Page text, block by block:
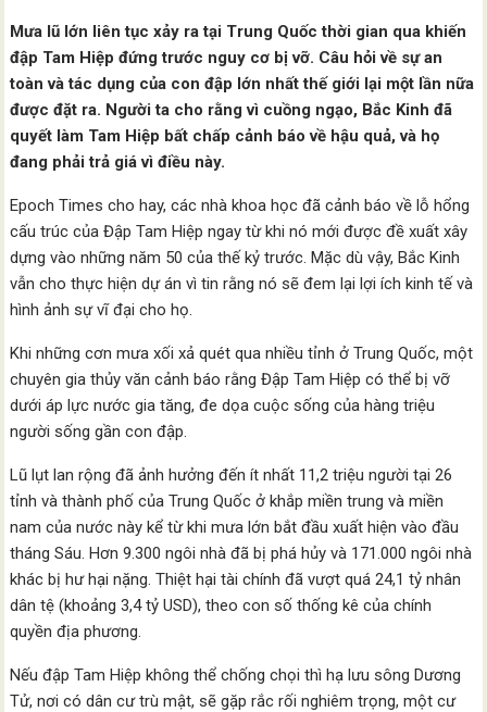
Mưa lũ lớn liên tục xảy ra tại Trung Quốc thời gian qua khiến
đập Tam Hiệp đứng trước nguy cơ bị vỡ. Câu hỏi về sự an
toàn và tác dụng của con đập lớn nhất thế giới lại một lần nữa
được đặt ra. Người ta cho rằng vì cuồng ngạo, Bắc Kinh đã
quyết làm Tam Hiệp bất chấp cảnh báo về hậu quả, và họ
đang phải trả giá vì điều này.
Epoch Times cho hay, các nhà khoa học đã cảnh báo về lỗ hổng
cấu trúc của Đập Tam Hiệp ngay từ khi nó mới được đề xuất xây
dựng vào những năm 50 của thế kỷ trước. Mặc dù vậy, Bắc Kinh
vẫn cho thực hiện dự án vì tin rằng nó sẽ đem lại lợi ích kinh tế và
hình ảnh sự vĩ đại cho họ.
Khi những cơn mưa xối xả quét qua nhiều tỉnh ở Trung Quốc, một
chuyên gia thủy văn cảnh báo rằng Đập Tam Hiệp có thể bị vỡ
dưới áp lực nước gia tăng, đe dọa cuộc sống của hàng triệu
người sống gần con đập.
Lũ lụt lan rộng đã ảnh hưởng đến ít nhất 11,2 triệu người tại 26
tỉnh và thành phố của Trung Quốc ở khắp miền trung và miền
nam của nước này kể từ khi mưa lớn bắt đầu xuất hiện vào đầu
tháng Sáu. Hơn 9.300 ngôi nhà đã bị phá hủy và 171.000 ngôi nhà
khác bị hư hại nặng. Thiệt hại tài chính đã vượt quá 24,1 tỷ nhân
dân tệ (khoảng 3,4 tỷ USD), theo con số thống kê của chính
quyền địa phương.
Nếu đập Tam Hiệp không thể chống chọi thì hạ lưu sông Dương
Tử, nơi có dân cư trù mật, sẽ gặp rắc rối nghiêm trọng, một cư